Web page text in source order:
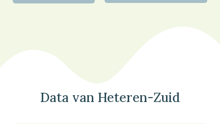
Data van Heteren-Zuid